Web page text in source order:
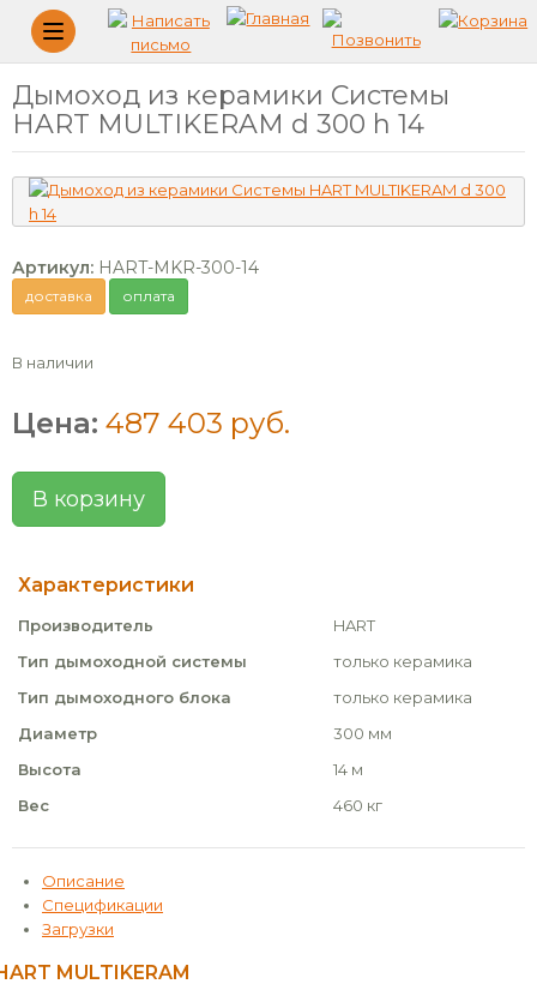
Меню
Дымоход из керамики Системы
HART MULTIKERAM d 300 h 14
Артикул: HART-MKR-300-14
доставка оплата
В наличии
Цена: 487 403 руб.
В корзину
Характеристики
Производитель
HART
Тип дымоходной системы
только керамика
Тип дымоходного блока
только керамика
Диаметр
300 мм
Высота
14 м
Вес
460 кг
Описание
Спецификации
Загрузки
MULTIKERAM